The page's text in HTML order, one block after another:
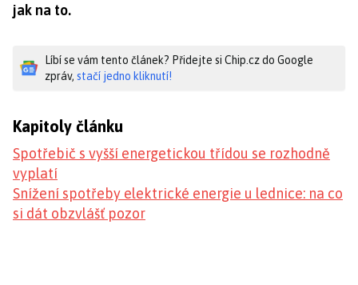
jak na to.
Líbí se vám tento článek? Přidejte si Chip.cz do Google
zpráv, stačí jedno kliknutí!
Kapitoly článku
Spotřebič s vyšší energetickou třídou se rozhodně
vyplatí
Snížení spotřeby elektrické energie u lednice: na co
si dát obzvlášť pozor